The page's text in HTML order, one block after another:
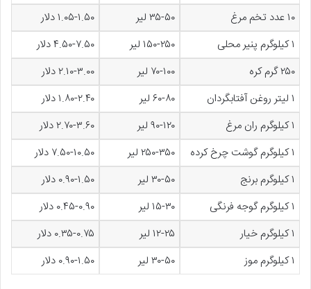
۱۰ عدد تخم مرغ
۳۵-۵۰ لیر
۱.۰۵-۱.۵۰ دلار
۱ کیلوگرم پنیر محلی
۱۵۰-۲۵۰ لیر
۴.۵۰-۷.۵۰ دلار
۲۵۰ گرم کره
۷۰-۱۰۰ لیر
۲.۱۰-۳.۰۰ دلار
۱ لیتر روغن آفتابگردان
۶۰-۸۰ لیر
۱.۸۰-۲.۴۰ دلار
۱ کیلوگرم ران مرغ
۹۰-۱۲۰ لیر
۲.۷۰-۳.۶۰ دلار
۱ کیلوگرم گوشت چرخ کرده
۲۵۰-۳۵۰ لیر
۷.۵۰-۱۰.۵۰ دلار
۱ کیلوگرم برنج
۳۰-۵۰ لیر
۰.۹۰-۱.۵۰ دلار
۱ کیلوگرم گوجه فرنگی
۱۵-۳۰ لیر
۰.۴۵-۰.۹۰ دلار
۱ کیلوگرم خیار
۱۲-۲۵ لیر
۰.۳۵-۰.۷۵ دلار
۱ کیلوگرم موز
۳۰-۵۰ لیر ۰.۹۰-۱.۵۰ دلار